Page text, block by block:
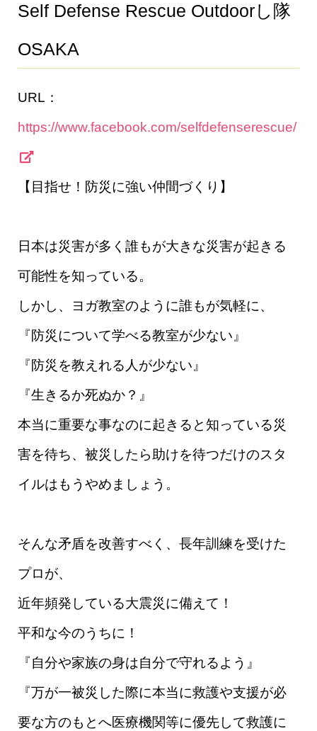
Self Defense Rescue Outdoorし隊
OSAKA
URL：
https://www.facebook.com/selfdefenserescue/
【目指せ！防災に強い仲間づくり】
日本は災害が多く誰もが大きな災害が起きる
可能性を知っている。
しかし、ヨガ教室のように誰もが気軽に、
『防災について学べる教室が少ない』
『防災を教えれる人が少ない』
『生きるか死ぬか？』
本当に重要な事なのに起きると知っている災
害を待ち、被災したら助けを待つだけのスタ
イルはもうやめましょう。
そんな矛盾を改善すべく、長年訓練を受けた
プロが、
近年頻発している大震災に備えて！
平和な今のうちに！
『自分や家族の身は自分で守れるよう』
『万が一被災した際に本当に救護や支援が必
要な方のもとへ医療機関等に優先して救護に